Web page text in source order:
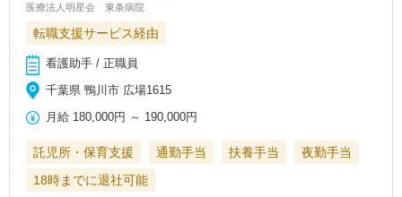
医療法人明星会 東条病院
転職支援サービス経由
看護助手 / 正職員
千葉県 鴨川市 広場1615
月給 180,000円 ～ 190,000円
託児所・保育支援 通勤手当 扶養手当
夜勤手当
18時までに退社可能